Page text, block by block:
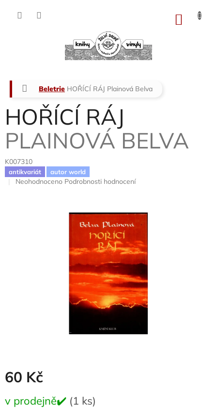
Domů
Beletrie HOŘÍCÍ RÁJ Plainová Belva
HOŘÍCÍ RÁJ
PLAINOVÁ BELVA
K007310
antikvariát autor world
Průměrné
Neohodnoceno Podrobnosti hodnocení
60 Kč
cena:
v prodejně✔️ (1 ks)